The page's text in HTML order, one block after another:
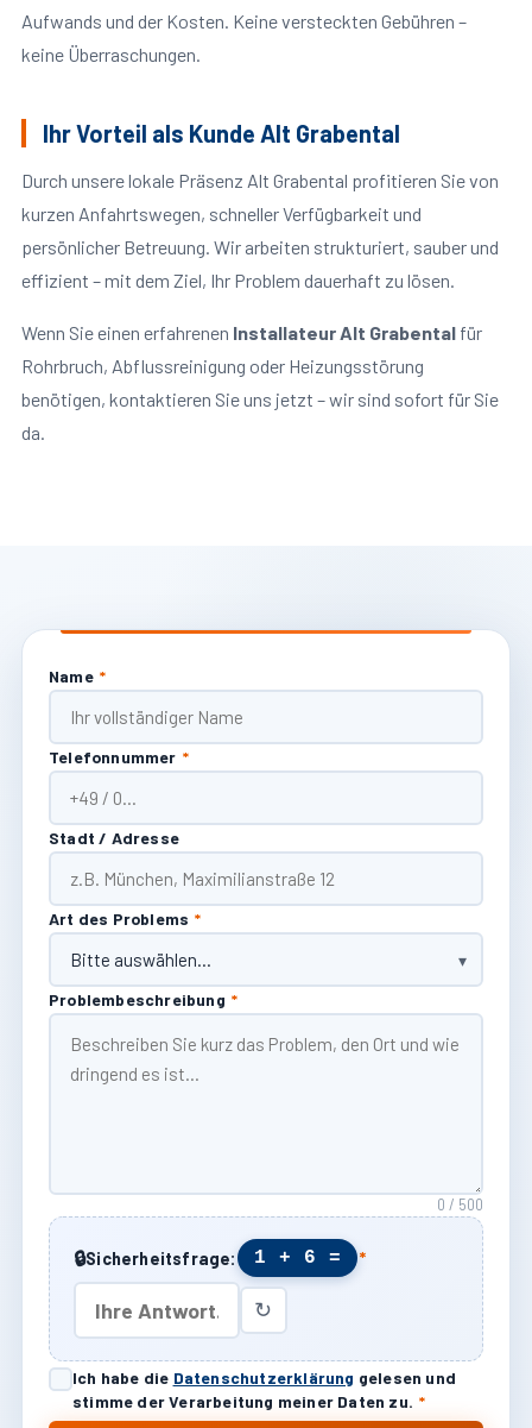
Aufwands und der Kosten. Keine versteckten Gebühren –
keine Überraschungen.
Ihr Vorteil als Kunde Alt Grabental
Durch unsere lokale Präsenz Alt Grabental profitieren Sie von
kurzen Anfahrtswegen, schneller Verfügbarkeit und
persönlicher Betreuung. Wir arbeiten strukturiert, sauber und
effizient – mit dem Ziel, Ihr Problem dauerhaft zu lösen.
Wenn Sie einen erfahrenen Installateur Alt Grabentalfür
Rohrbruch, Abflussreinigung oder Heizungsstörung
benötigen, kontaktieren Sie uns jetzt – wir sind sofort für Sie
da.
Name *
Telefonnummer *
Stadt / Adresse
Art des Problems *
Problembeschreibung *
0 / 500
🔒Sicherheitsfrage: 1 + 6 = *
↻
Ich habe die Datenschutzerklärung gelesen und
stimme der Verarbeitung meiner Daten zu. *